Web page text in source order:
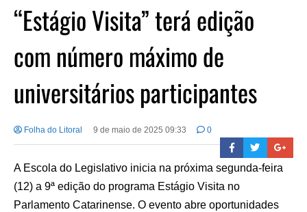
“Estágio Visita” terá edição
com número máximo de
universitários participantes
Folha do Litoral 9 de maio de 2025 09:33 0
A Escola do Legislativo inicia na próxima segunda-feira
(12) a 9ª edição do programa Estágio Visita no
Parlamento Catarinense. O evento abre oportunidades